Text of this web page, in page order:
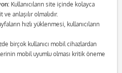
Kullanıcıların site içinde kolayca
anlaşılır olmalıdır.
hızlı yüklenmesi, kullanıcıların
birçok kullanıcı mobil cihazlardan
mobil uyumlu olması kritik öneme